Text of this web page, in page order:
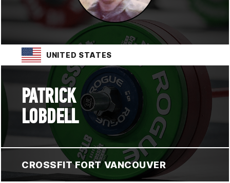
UNITED STATES
PATRICK
LOBDELL
CROSSFIT FORT VANCOUVER